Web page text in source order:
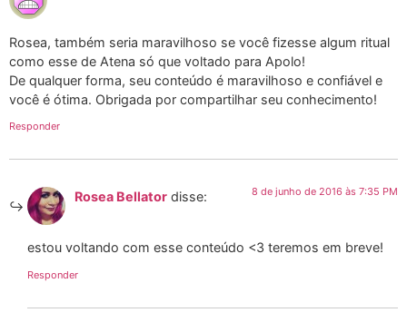
Rosea, também seria maravilhoso se você fizesse algum ritual
como esse de Atena só que voltado para Apolo!
De qualquer forma, seu conteúdo é maravilhoso e confiável e
você é ótima. Obrigada por compartilhar seu conhecimento!
Responder
Rosea Bellator disse: 8 de junho de 2016 às 7:35 PM
estou voltando com esse conteúdo <3 teremos em breve!
Responder